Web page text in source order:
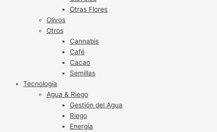
Otras Flores
Olivos
Otros
Cannabis
Café
Cacao
Semillas
Tecnología
Agua & Riego
Gestión del Agua
Riego
Energía